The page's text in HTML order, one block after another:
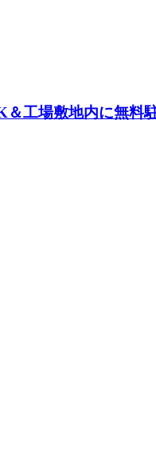
＆工場敷地内に無料